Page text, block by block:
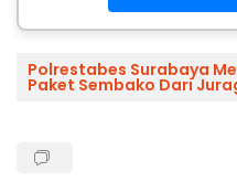
Polrestabes Surabaya
Paket Sembako Dari